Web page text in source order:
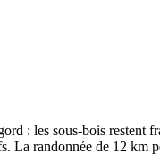
: les sous-bois restent
randonnée de 12 km